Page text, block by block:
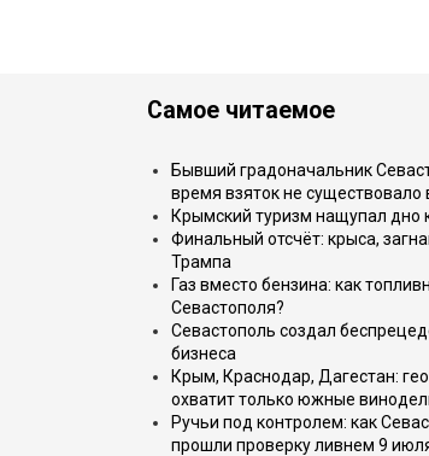
Самое читаемое
Бывший градоначальник
время взяток не существовало
Крымский туризм нащупал дно
Финальный отсчёт: крыса,
Трампа
Газ вместо бензина: как
Севастополя?
Севастополь создал
бизнеса
Крым, Краснодар, Дагестан:
охватит только южные
Ручьи под контролем: как
прошли проверку ливнем 9